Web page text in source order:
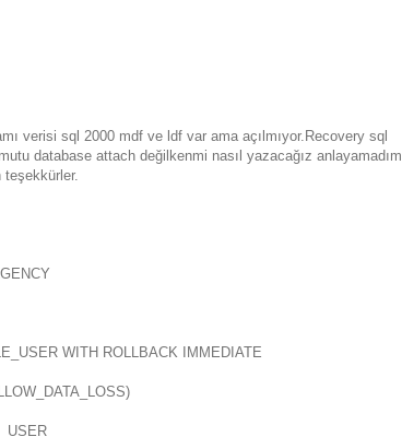
verisi sql 2000 mdf ve ldf var ama açılmıyor.Recovery sql
database attach değilkenmi nasıl yazacağız anlayamadım.
WITH ROLLBACK IMMEDIATE